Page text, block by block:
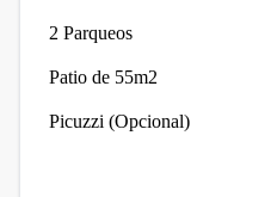
2 Parqueos
Patio de 55m2
Picuzzi (Opcional)